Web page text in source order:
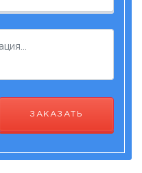
ЗАКАЗАТЬ